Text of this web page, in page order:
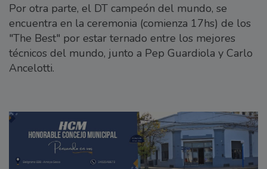
Por otra parte, el DT campeón del mundo, se
encuentra en la ceremonia (comienza 17hs) de los
"The Best" por estar ternado entre los mejores
técnicos del mundo, junto a Pep Guardiola y Carlo
Ancelotti.